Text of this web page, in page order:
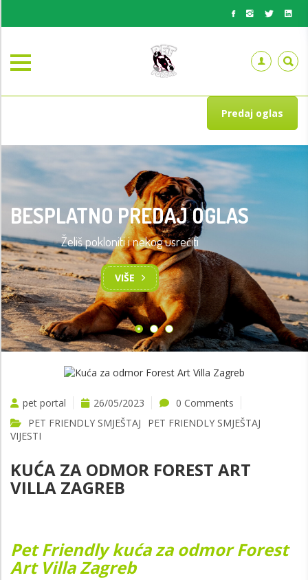
Predaj oglas
BESPLATNO PREDAJ OGLAS
Želiš pokloniti i nekog usrećiti
VIŠE
pet portal 26/05/2023
0 Comments
PET FRIENDLY SMJEŠTAJ
PET FRIENDLY SMJEŠTAJ
VIJESTI
KUĆA ZA ODMOR FOREST ART
VILLA ZAGREB
Pet Friendly kuća za odmor Forest
Art Villa Zagreb